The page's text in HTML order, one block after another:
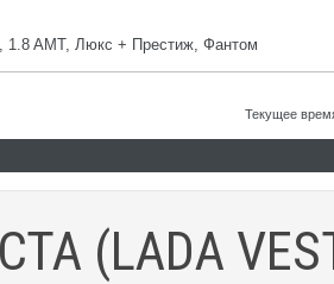
1.8 AMT, Люкс + Престиж, Фантом
Текущее
(LADA